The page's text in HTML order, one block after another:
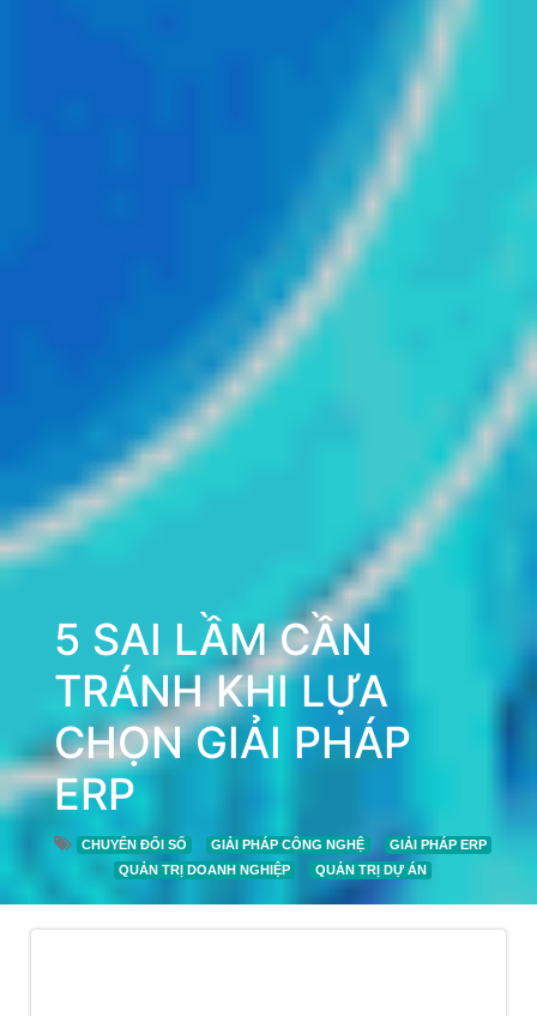
5 SAI LẦM CẦN
TRÁNH KHI LỰA
CHỌN GIẢI PHÁP
ERP
CHUYỂN ĐỔI SỐ GIẢI PHÁP CÔNG NGHỆ
GIẢI PHÁP ERP
QUẢN TRỊ DOANH NGHIỆP
QUẢN TRỊ DỰ ÁN